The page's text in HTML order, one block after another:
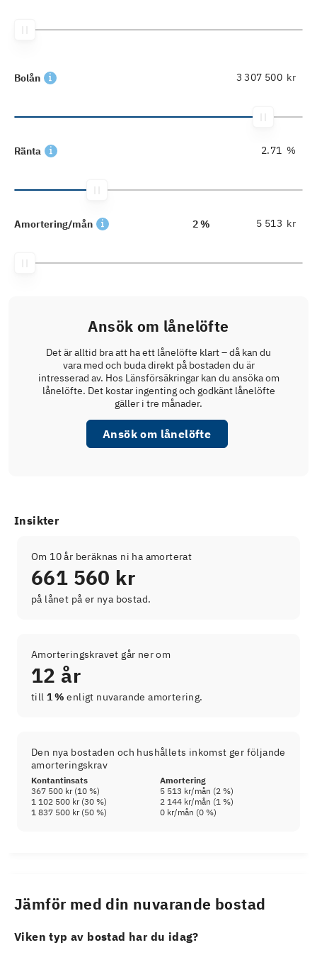
Bolån kr
Ränta %
Amortering/mån 2 % kr
Ansök om lånelöfte
Det är alltid bra att ha ett lånelöfte klart – då kan du
vara med och buda direkt på bostaden du är
intresserad av. Hos Länsförsäkringar kan du ansöka om
lånelöfte. Det kostar ingenting och godkänt lånelöfte
gäller i tre månader.
Ansök om lånelöfte
Insikter
Om 10 år beräknas ni ha amorterat
661 560 kr
på lånet på er nya bostad.
Amorteringskravet går ner om
12 år
till 1 % enligt nuvarande amortering.
Den nya bostaden och hushållets inkomst ger följande
amorteringskrav
Kontantinsats
Amortering
367 500 kr(10 %) 5 513 kr/mån (2 %)
1 102 500 kr(30 %) 2 144 kr/mån (1 %)
1 837 500 kr(50 %) 0 kr/mån (0 %)
Jämför med din nuvarande bostad
Viken typ av bostad har du idag?